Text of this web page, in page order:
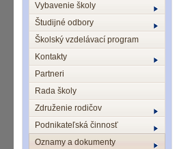
Vybavenie školy
Študijné odbory
Školský vzdelávací program
Kontakty
Partneri
Rada školy
Združenie rodičov
Podnikateľská činnosť
Oznamy a dokumenty